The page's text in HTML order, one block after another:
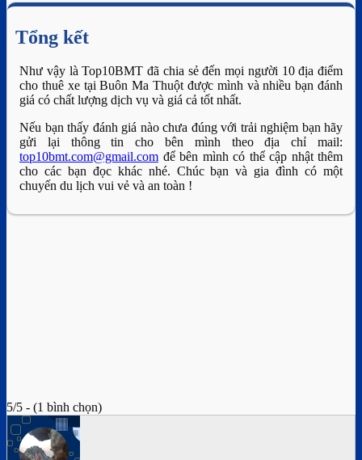
Tổng kết
Như vậy là Top10BMT đã chia sẻ đến mọi người 10 địa điểm
cho thuê xe tại Buôn Ma Thuột được mình và nhiều bạn đánh
giá có chất lượng dịch vụ và giá cả tốt nhất.
Nếu bạn thấy đánh giá nào chưa đúng với trải nghiệm bạn hãy
gửi lại thông tin cho bên mình theo địa chỉ mail:
top10bmt.com@gmail.com để bên mình có thể cập nhật thêm
cho các bạn đọc khác nhé. Chúc bạn và gia đình có một
chuyến du lịch vui vẻ và an toàn !
5/5 - (1 bình chọn)